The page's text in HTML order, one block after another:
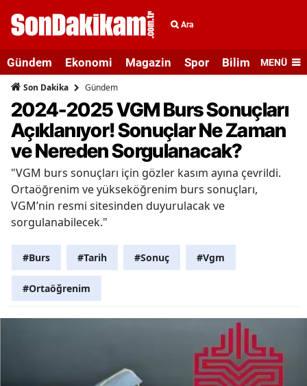
Ara
Gündem Ekonomi Magazin Spor Bilim veMENÜ
Son Dakika Gündem
2024-2025 VGM Burs Sonuçları
Açıklanıyor! Sonuçlar Ne Zaman
ve Nereden Sorgulanacak?
"VGM burs sonuçları için gözler kasım ayına çevrildi.
Ortaöğrenim ve yükseköğrenim burs sonuçları,
VGM’nin resmi sitesinden duyurulacak ve
sorgulanabilecek."
#Burs #Tarih #Sonuç #Vgm
#Ortaöğrenim